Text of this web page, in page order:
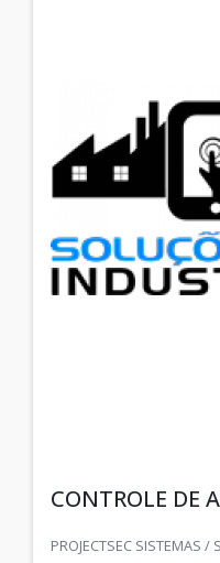
CONTROLE DE
PROJECTSEC SISTEMAS /